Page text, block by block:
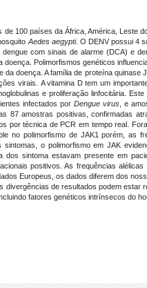
100 países da África, América, Leste
Aedes aegypti. O DENV possui 4
com sinais de alarme (DCA) e
Polimorfismos genéticos
doença. A família de proteína quinase
virais
A vitamina D tem um
e proliferação linfocitária.
infectados porDengue virus , e
87 amostras positivas, confirmadas
por técnica de PCR em tempo real.
no polimorfismo de JAK1 porém, as
o polimorfismo em JAK
sintoma estavam presente em
positivos. As frequências
Europeus, os dados diferem dos
de resultados podem estar
fatores genéticos intrínsecos do